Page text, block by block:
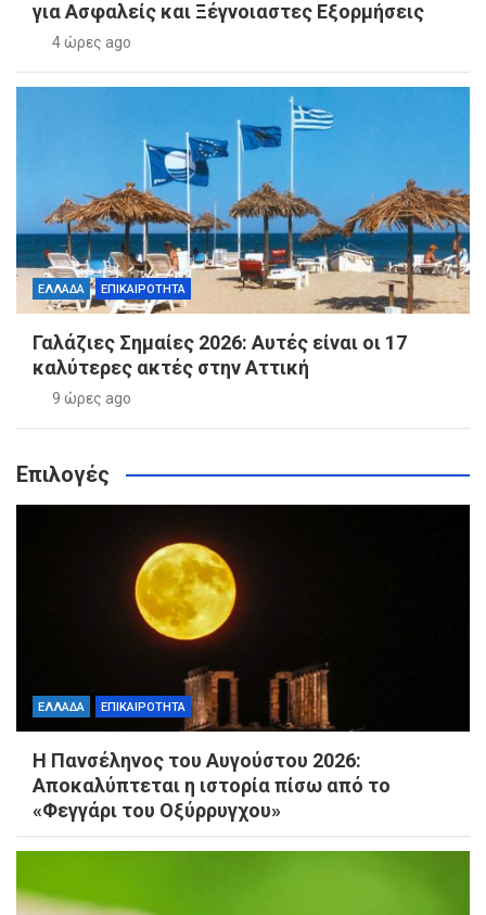
για Ασφαλείς και Ξέγνοιαστες Εξορμήσεις
4 ώρες ago
ΕΛΛΑΔΑ ΕΠΙΚΑΙΡΟΤΗΤΑ
Γαλάζιες Σημαίες 2026: Αυτές είναι οι 17
καλύτερες ακτές στην Αττική
9 ώρες ago
Επιλογές
ΕΛΛΑΔΑ ΕΠΙΚΑΙΡΟΤΗΤΑ
Η Πανσέληνος του Αυγούστου 2026:
Αποκαλύπτεται η ιστορία πίσω από το
«Φεγγάρι του Οξύρρυγχου»